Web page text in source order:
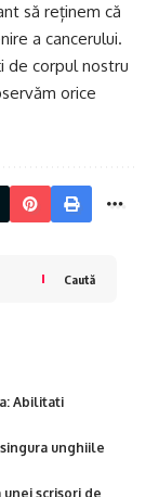
să reținem că
a cancerului.
de corpul nostru
orice
Caută
Abilitati
unghiile
unei scrisori de